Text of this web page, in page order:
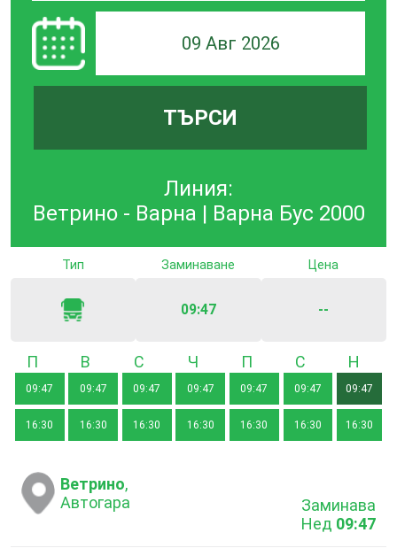
09 Авг 2026
ТЪРСИ
Линия:
Ветрино - Варна | Варна Бус 2000
Тип Заминаване
09:47
Цена
--
Понеделник
09:47
16:30
Вторник
09:47
16:30
09:47
16:30
Четвъртък
09:47
16:30
09:47
16:30
Събота
09:47
16:30
09:47
16:30
Ветрино,
Автогара
Заминава
Нед 09:47